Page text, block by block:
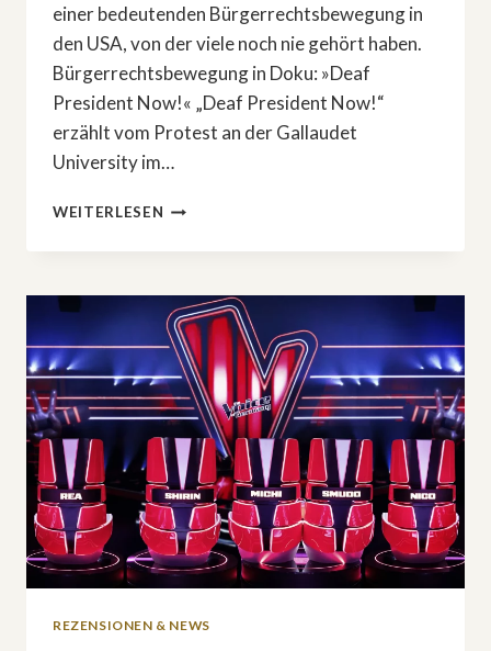
einer bedeutenden Bürgerrechtsbewegung in
den USA, von der viele noch nie gehört haben.
Bürgerrechtsbewegung in Doku: »Deaf
President Now!« „Deaf President Now!“
erzählt vom Protest an der Gallaudet
University im…
WEITERLESEN BÜRGERRECHTSBEWEGUNG
DOKU:
PRESIDENT
NOW!«
REZENSIONEN & NEWS